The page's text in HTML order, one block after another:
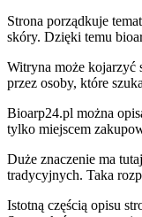
Strona porządkuje
skóry. Dzięki temu
Witryna może kojarzyć
przez osoby, które
Bioarp24.pl można
tylko miejscem
Duże znaczenie ma
tradycyjnych. Taka
Istotną częścią opisu